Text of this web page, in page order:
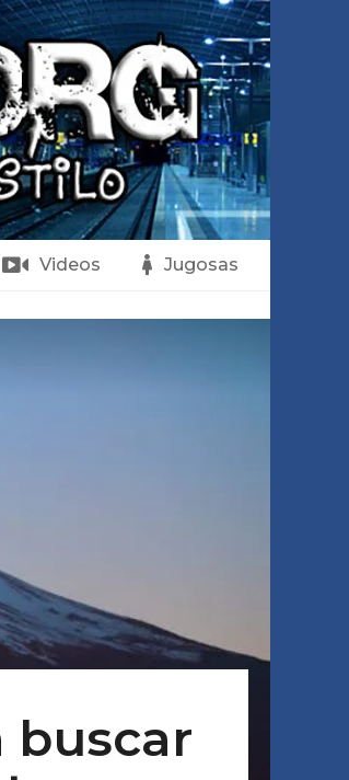
Videos Jugosas
buscar